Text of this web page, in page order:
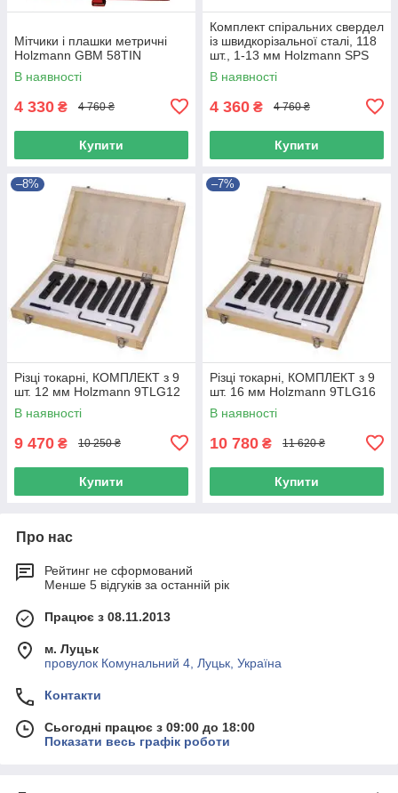
Мітчики і плашки метричні
Holzmann GBM 58TIN
В наявності
4 330 ₴ 4 760 ₴
Купити
Комплект спіральних свердел
із швидкорізальної сталі, 118
шт., 1-13 мм Holzmann SPS
118
В наявності
4 360 ₴ 4 760 ₴
Купити
–8%
Різці токарні, КОМПЛЕКТ з 9
шт. 12 мм Holzmann 9TLG12
В наявності
9 470 ₴ 10 250 ₴
Купити
–7%
Різці токарні, КОМПЛЕКТ з 9
шт. 16 мм Holzmann 9TLG16
В наявності
10 780 ₴ 11 620 ₴
Купити
Про нас
Рейтинг не сформований
Менше 5 відгуків за останній рік
Працює з 08.11.2013
м. Луцьк
провулок Комунальний 4, Луцьк, Україна
Контакти
Сьогодні працює з 09:00 до 18:00
Показати весь графік роботи